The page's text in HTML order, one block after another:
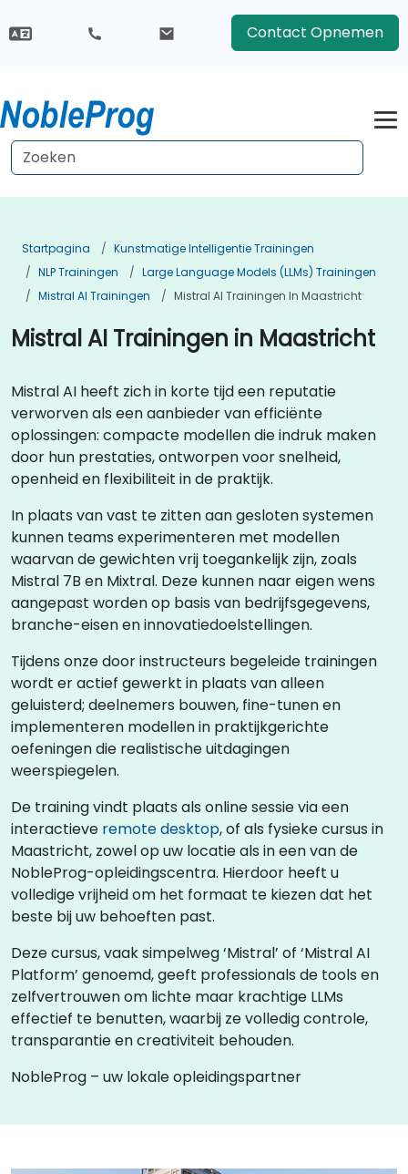
Contact Opnemen
Startpagina
Kunstmatige Intelligentie Trainingen
NLP Trainingen
Large Language Models (LLMs) Trainingen
Mistral AI Trainingen
Mistral AI Trainingen In Maastricht
Mistral AI Trainingen in Maastricht
Mistral AI heeft zich in korte tijd een reputatie
verworven als een aanbieder van efficiënte
oplossingen: compacte modellen die indruk maken
door hun prestaties, ontworpen voor snelheid,
openheid en flexibiliteit in de praktijk.
In plaats van vast te zitten aan gesloten systemen
kunnen teams experimenteren met modellen
waarvan de gewichten vrij toegankelijk zijn, zoals
Mistral 7B en Mixtral. Deze kunnen naar eigen wens
aangepast worden op basis van bedrijfsgegevens,
branche-eisen en innovatiedoelstellingen.
Tijdens onze door instructeurs begeleide trainingen
wordt er actief gewerkt in plaats van alleen
geluisterd; deelnemers bouwen, fine-tunen en
implementeren modellen in praktijkgerichte
oefeningen die realistische uitdagingen
weerspiegelen.
De training vindt plaats als online sessie via een
interactieve remote desktop, of als fysieke cursus in
Maastricht, zowel op uw locatie als in een van de
NobleProg-opleidingscentra. Hierdoor heeft u
volledige vrijheid om het formaat te kiezen dat het
beste bij uw behoeften past.
Deze cursus, vaak simpelweg ‘Mistral’ of ‘Mistral AI
Platform’ genoemd, geeft professionals de tools en
zelfvertrouwen om lichte maar krachtige LLMs
effectief te benutten, waarbij ze volledig controle,
transparantie en creativiteit behouden.
NobleProg – uw lokale opleidingspartner